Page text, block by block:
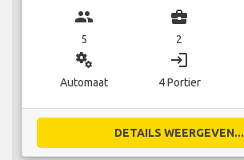
group
5
business_center
2
miscellaneous_services
Automaat
login
4 Portier
DETAILS WEERGEVEN...